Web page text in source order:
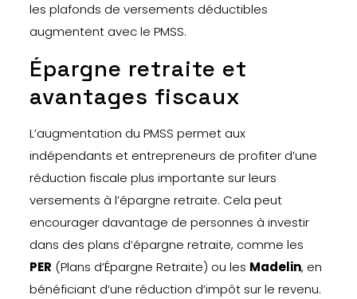
les plafonds de versements déductibles
augmentent avec le PMSS.
Épargne retraite et
avantages fiscaux
L’augmentation du PMSS permet aux
indépendants et entrepreneurs de profiter d’une
réduction fiscale plus importante sur leurs
versements à l’épargne retraite. Cela peut
encourager davantage de personnes à investir
dans des plans d’épargne retraite, comme les
PER (Plans d’Épargne Retraite) ou les Madelin, en
bénéficiant d’une réduction d’impôt sur le revenu.